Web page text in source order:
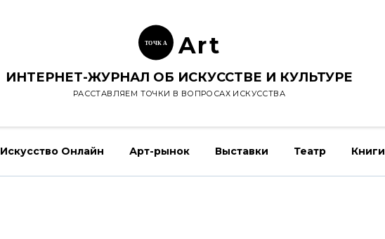
ТОЧК А Art
ИНТЕРНЕТ-ЖУРНАЛ ОБ ИСКУССТВЕ И КУЛЬТУРЕ
РАССТАВЛЯЕМ ТОЧКИ В ВОПРОСАХ ИСКУССТВА
Искусство Онлайн Арт-рынок Выставки Театр Книги